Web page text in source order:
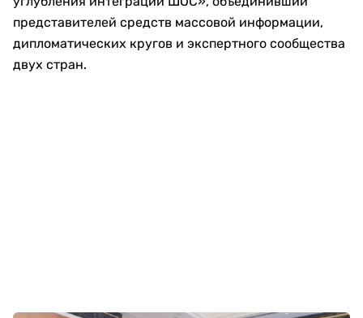
представителей средств массовой информации,
дипломатических кругов и экспертного сообщества
двух стран.